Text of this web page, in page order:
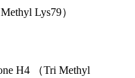
Lys79）
H4 （Tri Methyl